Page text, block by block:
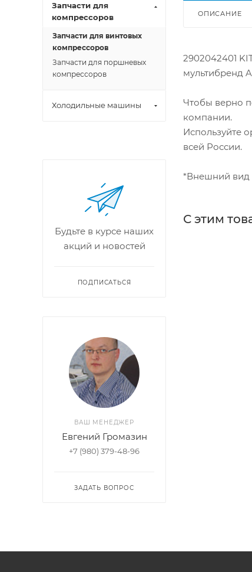
ОПИСАНИЕ
2902042401
мультибренд
Чтобы верно
компании.
Используйте
всей России.
*Внешний вид
С этим
Запчасти для
компрессоров
Запчасти для винтовых
компрессоров
Запчасти для поршневых
компрессоров
Холодильные машины
Будьте в курсе наших
акций и новостей
ПОДПИСАТЬСЯ
ВАШ МЕНЕДЖЕР
Евгений Громазин
+7 (980) 379-48-96
ЗАДАТЬ ВОПРОС